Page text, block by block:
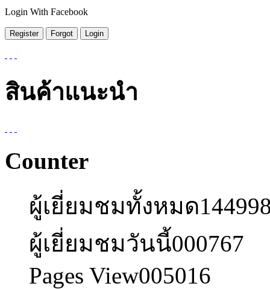
Login With Facebook
สินค้าแนะนำ
Counter
ผู้เยี่ยมชมทั้งหมด
ผู้เยี่ยมชมวันนี้000767
Pages View005016